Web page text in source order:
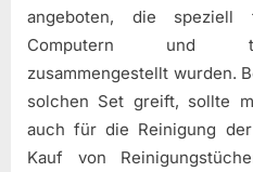
angeboten, die
Computern und
zusammengestellt wurden.
solchen Set greift, sollte
auch für die Reinigung
Kauf von